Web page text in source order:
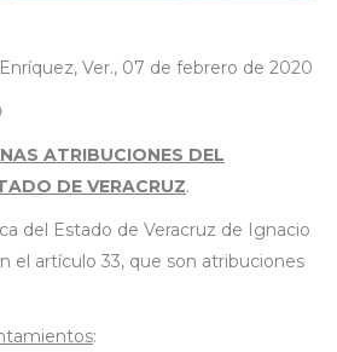
Ver., 07 de febrero de 2020
ATRIBUCIONES DEL
DE VERACRUZ.
del Estado de Veracruz de Ignacio
el artículo 33, que son atribuciones
: